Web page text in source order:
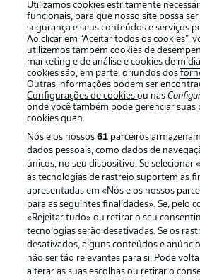
Oferecido por
Publicidade
Gerir preferências
Utilizamos cookies estritamente
funcionais, para que nosso site possa
segurança e seus conteúdos e serviços
Ao clicar em “Aceitar todos os cookies”,
utilizemos também cookies de
marketing e de análise e cookies de
cookies são, em parte, oriundos dos
Outras informações podem ser
Configurações de cookiesou nas
onde você também pode gerenciar suas
cookies quan.
Nós e os nossos61 parceiros
dados pessoais, como dados de
únicos, no seu dispositivo. Se selecionar
as tecnologias de rastreio suportem as
apresentadas em «Nós e os nossos
para as seguintes finalidades». Se, pelo
«Rejeitar tudo» ou retirar o seu
tecnologias serão desativadas. Se os
desativados, alguns conteúdos e
não ser tão relevantes para si. Pode
alterar as suas escolhas ou retirar o